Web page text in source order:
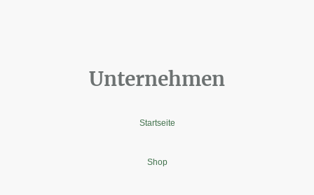
Unternehmen
Startseite
Shop